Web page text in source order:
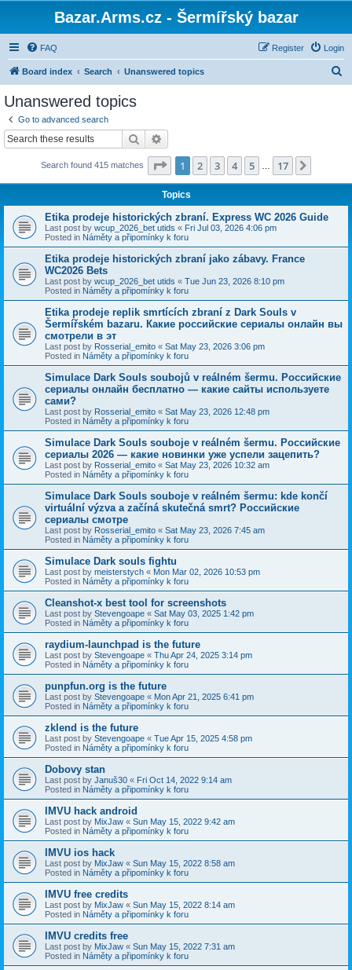
Bazar.Arms.cz - Šermířský bazar
FAQ Login
Register
Board index Search Unanswered topics
Unanswered topics
Go to advanced search
Search
Search found 415 matches Page 1of 17
1 2 3 4 5 17
Topics
Etika prodeje historických zbraní. Express WC 2026 Guide
Last post by wcup_2026_bet utids « Fri Jul 03, 2026 4:06 pm
Posted in Náměty a připomínky k foru
Etika prodeje historických zbraní jako zábavy. France
WC2026 Bets
Last post by wcup_2026_bet utids « Tue Jun 23, 2026 8:10 pm
Posted in Náměty a připomínky k foru
Etika prodeje replik smrtících zbraní z Dark Souls v
Šermířském bazaru. Какие российские сериалы онлайн вы
смотрели в эт
Last post by Rosserial_emito « Sat May 23, 2026 3:06 pm
Posted in Náměty a připomínky k foru
Simulace Dark Souls soubojů v reálném šermu. Российские
сериалы онлайн бесплатно — какие сайты используете
сами?
Last post by Rosserial_emito « Sat May 23, 2026 12:48 pm
Posted in Náměty a připomínky k foru
Simulace Dark Souls souboje v reálném šermu. Российские
сериалы 2026 — какие новинки уже успели зацепить?
Last post by Rosserial_emito « Sat May 23, 2026 10:32 am
Posted in Náměty a připomínky k foru
Simulace Dark Souls souboje v reálném šermu: kde končí
virtuální výzva a začíná skutečná smrt? Российские
сериалы смотре
Last post by Rosserial_emito « Sat May 23, 2026 7:45 am
Posted in Náměty a připomínky k foru
Simulace Dark souls fightu
Last post by meisterstych « Mon Mar 02, 2026 10:53 pm
Posted in Náměty a připomínky k foru
Cleanshot-x best tool for screenshots
Last post by Stevengoape « Sat May 03, 2025 1:42 pm
Posted in Náměty a připomínky k foru
raydium-launchpad is the future
Last post by Stevengoape « Thu Apr 24, 2025 3:14 pm
Posted in Náměty a připomínky k foru
punpfun.org is the future
Last post by Stevengoape « Mon Apr 21, 2025 6:41 pm
Posted in Náměty a připomínky k foru
zklend is the future
Last post by Stevengoape « Tue Apr 15, 2025 4:58 pm
Posted in Náměty a připomínky k foru
Dobovy stan
Last post by Januš30 « Fri Oct 14, 2022 9:14 am
Posted in Náměty a připomínky k foru
IMVU hack android
Last post by MixJaw « Sun May 15, 2022 9:42 am
Posted in Náměty a připomínky k foru
IMVU ios hack
Last post by MixJaw « Sun May 15, 2022 8:58 am
Posted in Náměty a připomínky k foru
IMVU free credits
Last post by MixJaw « Sun May 15, 2022 8:14 am
Posted in Náměty a připomínky k foru
IMVU credits free
Last post by MixJaw « Sun May 15, 2022 7:31 am
Posted in Náměty a připomínky k foru